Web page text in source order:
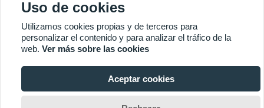

presentar
MÁS SERVICIOS
Copyright © Shandong Huazhu Metal Manufacture Co. LTD
Uso de cookies
Utilizamos cookies propias y de terceros para
personalizar el contenido y para analizar el tráfico de la
web. Ver más sobre las cookies
Aceptar cookies